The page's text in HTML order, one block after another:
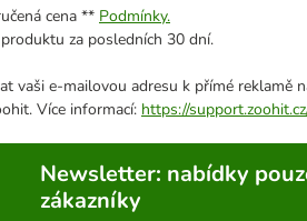
cena ** Podmínky.
za posledních 30 dní.
vaši e-mailovou adresu k přímé reklamě
Více informací: https://
Newsletter: nabídky
zákazníky